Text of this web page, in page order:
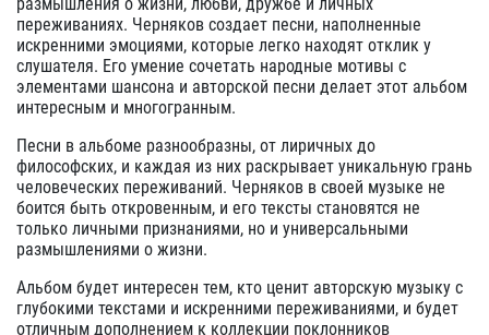
переживаниях. Черняков создает песни, наполненные
искренними эмоциями, которые легко находят отклик у
слушателя. Его умение сочетать народные мотивы с
элементами шансона и авторской песни делает этот альбом
интересным и многогранным.
Песни в альбоме разнообразны, от лиричных до
философских, и каждая из них раскрывает уникальную грань
человеческих переживаний. Черняков в своей музыке не
боится быть откровенным, и его тексты становятся не
только личными признаниями, но и универсальными
размышлениями о жизни.
Альбом будет интересен тем, кто ценит авторскую музыку с
глубокими текстами и искренними переживаниями, и будет
отличным дополнением к коллекции поклонников